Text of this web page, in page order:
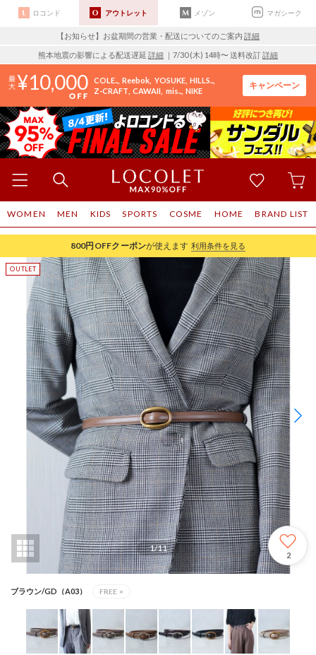
ロコンド アウトレット メゾン マガシーク
【お知らせ】お盆期間の営業・配送についてのご案内 詳細
熊本地震の影響による配送遅延 詳細 ｜7/30 (木) 14時〜 送料改訂詳細
10,000 COLE.. Reebok YOSUKE HILLS..
Z-CRAFT CAWAII mis.. NIKE
キャンペーン
WOMEN MEN KIDS SPORTS COSME HOME BRAND LIST
800円OFFクーポンが使えます 利用条件を見る
1/11
2
ブラウン/GD（A03） FREE ×